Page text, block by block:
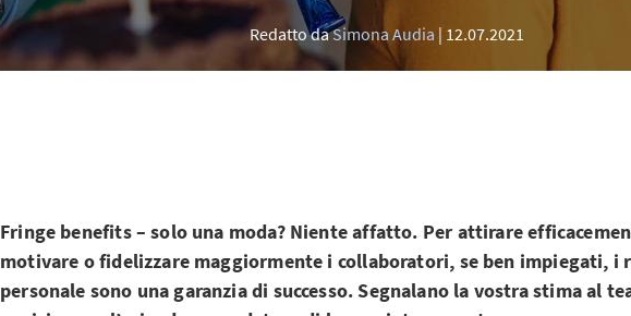
Redatto daSimona Audia 12.07.2021
Fringe benefits – solo una moda? Niente affatto. Per attirare
motivare o fidelizzare maggiormente i collaboratori, se ben impiegati, i
personale sono una garanzia di successo. Segnalano la vostra stima al